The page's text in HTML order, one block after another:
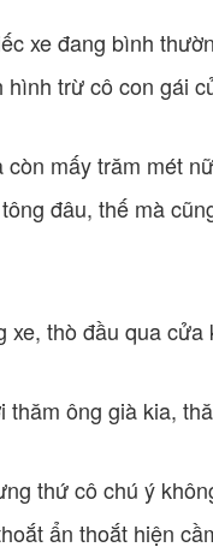
xe đang bình
hình trừ cô con gái
mấy trăm mét
đâu, thế mà
xe, thò đầu qua
thăm ông già kia,
thứ cô chú ý
ẩn thoắt hiện